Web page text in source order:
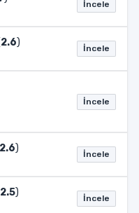
İncele
2.6) İncele
İncele
2.6) İncele
2.5) İncele